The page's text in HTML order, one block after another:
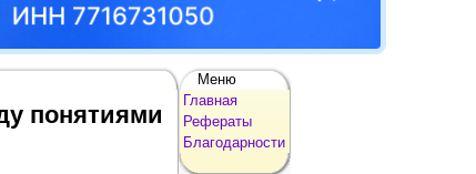
понятиями
Меню
Главная
Рефераты
Благодарности